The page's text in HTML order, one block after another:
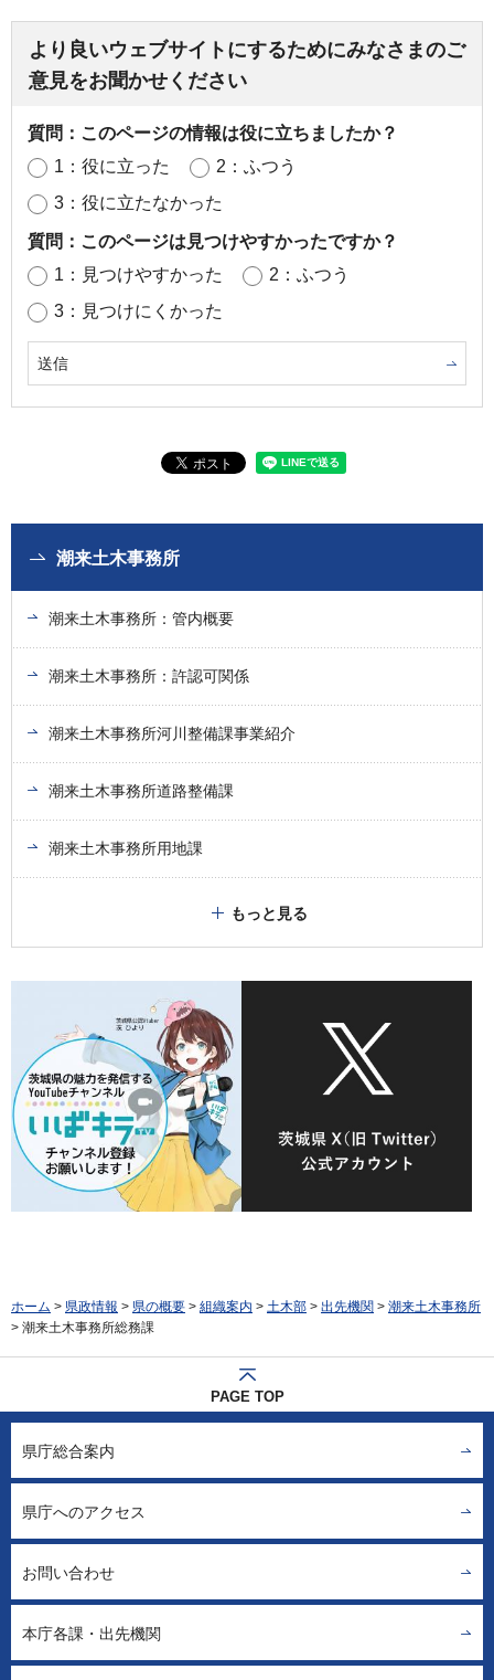
より良いウェブサイトにするためにみなさまのご
意見をお聞かせください
質問：このページの情報は役に立ちましたか？
1：役に立った
2：ふつう
3：役に立たなかった
質問：このページは見つけやすかったですか？
1：見つけやすかった
2：ふつう
3：見つけにくかった
潮来土木事務所
潮来土木事務所：管内概要
潮来土木事務所：許認可関係
潮来土木事務所河川整備課事業紹介
潮来土木事務所道路整備課
潮来土木事務所用地課
もっと見る
ホーム > 県政情報 > 県の概要 > 組織案内 > 土木部 > 出先機関 > 潮来土木事務所
> 潮来土木事務所総務課
PAGE TOP
県庁総合案内
県庁へのアクセス
お問い合わせ
本庁各課・出先機関